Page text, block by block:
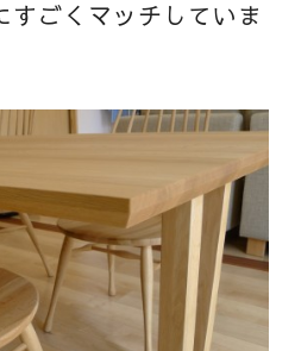
すごくマッチしていま